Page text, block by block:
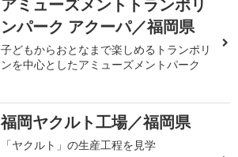
アミューズメントトランポリ
ンパーク アクーパ／福岡県
子どもからおとなまで楽しめるトランポリ
ンを中心としたアミューズメントパーク
福岡ヤクルト工場／福岡県
「ヤクルト」の生産工程を見学